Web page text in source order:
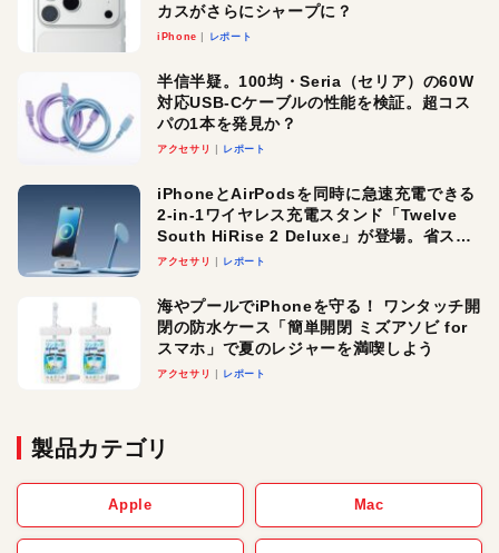
カスがさらにシャープに？
iPhone レポート
半信半疑。100均・Seria（セリア）の60W
対応USB-Cケーブルの性能を検証。超コス
パの1本を発見か？
アクセサリ レポート
iPhoneとAirPodsを同時に急速充電できる
2-in-1ワイヤレス充電スタンド「Twelve
South HiRise 2 Deluxe」が登場。省スペ
ースでおしゃれに充電したい人にオスス
アクセサリ レポート
海やプールでiPhoneを守る！ ワンタッチ開
閉の防水ケース「簡単開閉 ミズアソビ for
スマホ」で夏のレジャーを満喫しよう
アクセサリ レポート
製品カテゴリ
Apple Mac